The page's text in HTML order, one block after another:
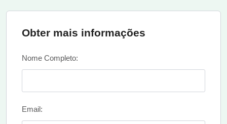
Obter mais informações
Nome Completo:
Email: